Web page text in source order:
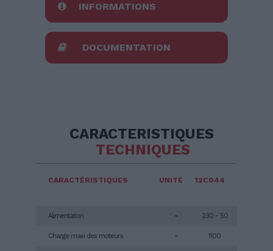
INFORMATIONS
DOCUMENTATION
CARACTERISTIQUES
TECHNIQUES
CARACTÉRISTIQUES
Alimentation
Charge maxi des moteurs
UNITÉ
-
-
12C044
230 - 50
1100